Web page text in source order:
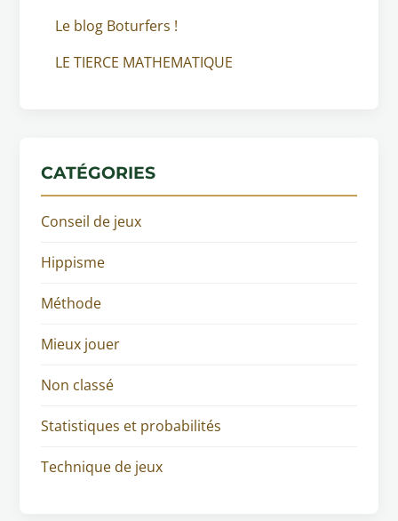
Le blog Boturfers !
LE TIERCE MATHEMATIQUE
CATÉGORIES
Conseil de jeux
Hippisme
Méthode
Mieux jouer
Non classé
Statistiques et probabilités
Technique de jeux